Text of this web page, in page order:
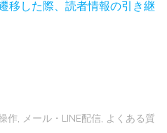
移した際、読者情報の引き継
作 メール・LINE配信 よくある質